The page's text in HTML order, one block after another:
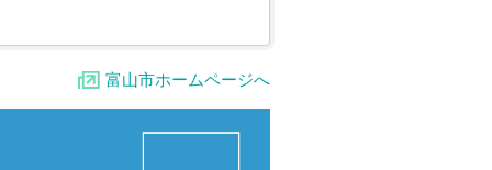
富山市ホームページへ